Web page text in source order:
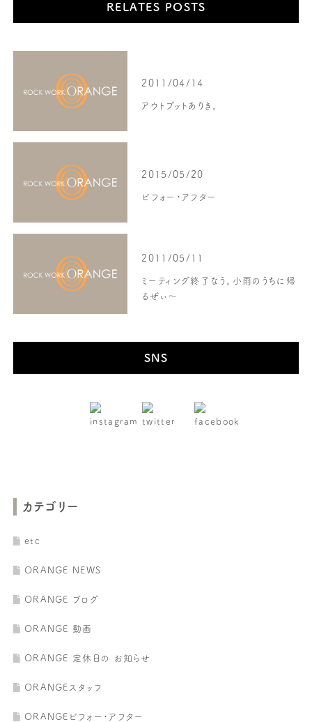
RELATES POSTS
2011/04/14
アウトプットありき。
2015/05/20
ビフォー・アフター
2011/05/11
ミーティング終了なう。小雨のうちに帰
るぜぃ〜
SNS
カテゴリー
etc
ORANGE NEWS
ORANGE ブログ
ORANGE 動画
ORANGE 定休日の お知らせ
ORANGEスタッフ
ORANGEビフォー・アフター